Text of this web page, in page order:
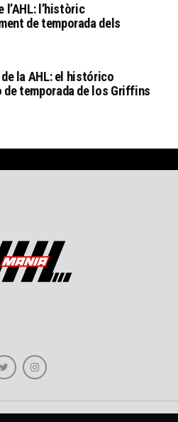
l’AHL: l’històric
de temporada dels
de la AHL: el histórico
de temporada de los Griffins